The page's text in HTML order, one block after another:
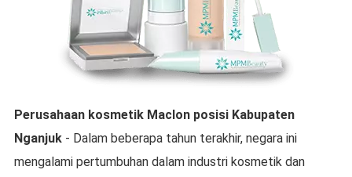
Perusahaan kosmetik Maclon posisi Kabupaten
Nganjuk- Dalam beberapa tahun terakhir, negara ini
mengalami pertumbuhan dalam industri kosmetik dan